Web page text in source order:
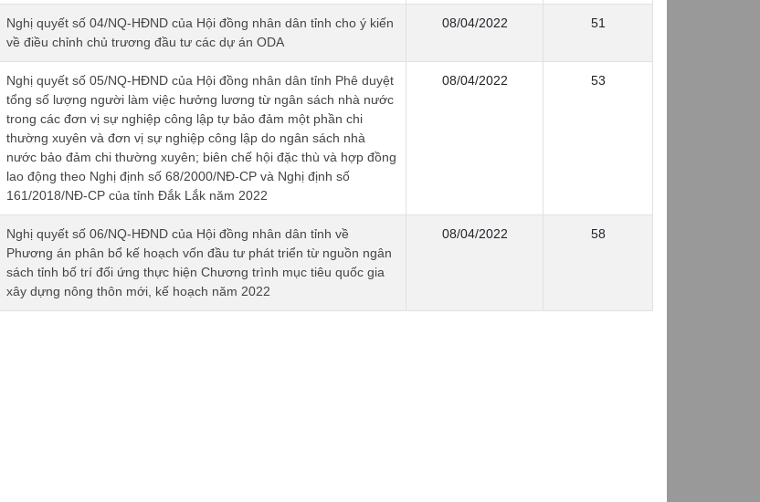
Nghị quyết số 04/NQ-HĐND của Hội đồng nhân dân tỉnh cho ý kiến
về điều chỉnh chủ trương đầu tư các dự án ODA
08/04/2022 51
Nghị quyết số 05/NQ-HĐND của Hội đồng nhân dân tỉnh Phê duyệt
tổng số lượng người làm việc hưởng lương từ ngân sách nhà nước
trong các đơn vị sự nghiệp công lập tự bảo đảm một phần chi
thường xuyên và đơn vị sự nghiệp công lập do ngân sách nhà
nước bảo đảm chi thường xuyên; biên chế hội đặc thù và hợp đồng
lao động theo Nghị định số 68/2000/NĐ-CP và Nghị định số
161/2018/NĐ-CP của tỉnh Đắk Lắk năm 2022
08/04/2022 53
Nghị quyết số 06/NQ-HĐND của Hội đồng nhân dân tỉnh về
Phương án phân bổ kế hoạch vốn đầu tư phát triển từ nguồn ngân
sách tỉnh bố trí đối ứng thực hiện Chương trình mục tiêu quốc gia
xây dựng nông thôn mới, kế hoạch năm 2022
08/04/2022 58